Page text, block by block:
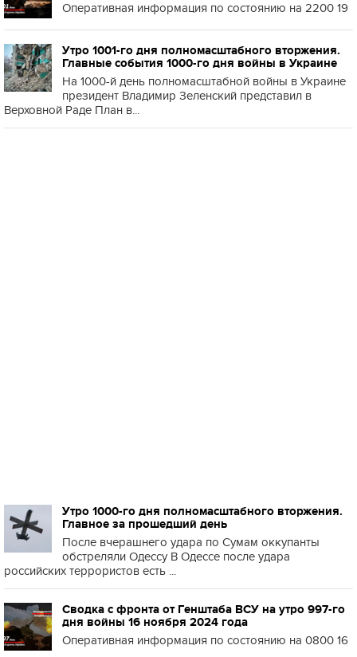
Оперативная информация по состоянию на 2200 19
Утро 1001-го дня полномасштабного вторжения.
Главные события 1000-го дня войны в Украине
На 1000-й день полномасштабной войны в Украине
президент Владимир Зеленский представил в
Верховной Раде План в...
Утро 1000-го дня полномасштабного вторжения.
Главное за прошедший день
После вчерашнего удара по Сумам оккупанты
обстреляли Одессу В Одессе после удара
российских террористов есть ...
Сводка с фронта от Генштаба ВСУ на утро 997-го
дня войны 16 ноября 2024 года
Оперативная информация по состоянию на 0800 16